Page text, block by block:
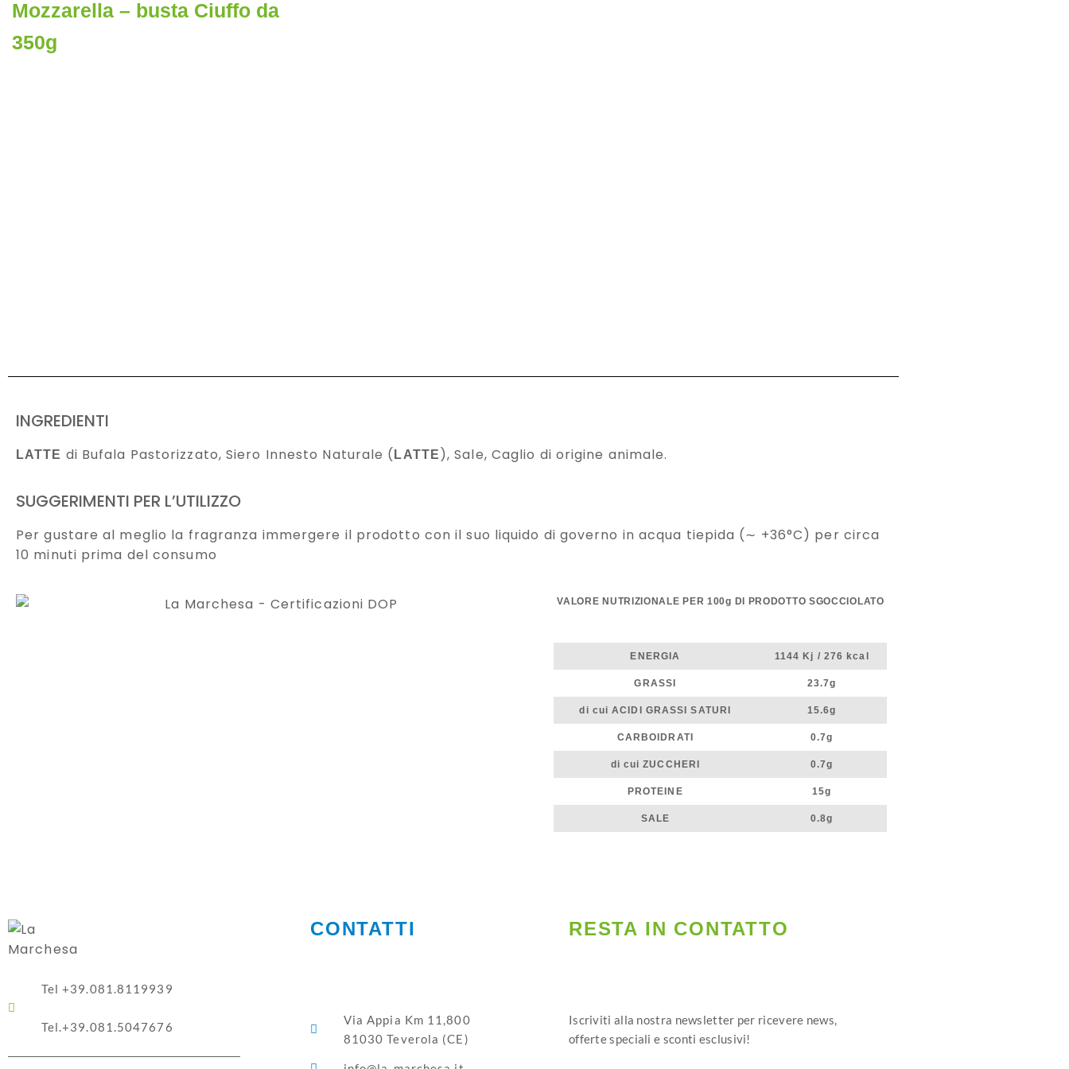
Mozzarella – busta Ciuffo da
350g
INGREDIENTI
LATTE di Bufala Pastorizzato, Siero Innesto Naturale ( LATTE ), Sale, Caglio di origine animale.
SUGGERIMENTI PER L’UTILIZZO
Per gustare al meglio la fragranza immergere il prodotto con il suo liquido di governo in acqua tiepida (∼ +36°C) per circa
10 minuti prima del consumo
VALORE NUTRIZIONALE PER 100g DI PRODOTTO SGOCCIOLATO
ENERGIA 1144 Kj / 276 kcal
GRASSI 23.7g
di cui ACIDI GRASSI SATURI 15.6g
CARBOIDRATI 0.7g
di cui ZUCCHERI 0.7g
PROTEINE 15g
SALE 0.8g
Tel +39.081.8119939
Tel.+39.081.5047676
CONTATTI
Via Appia Km 11,800
81030 Teverola (CE)
RESTA IN CONTATTO​
Iscriviti alla nostra newsletter per ricevere news,
offerte speciali e sconti esclusivi!